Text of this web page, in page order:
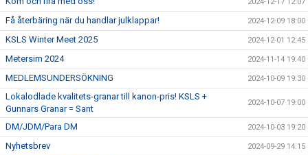
Få återbäring när du handlar julklappar! 2024-12-09 18:00
KSLS Winter Meet 2025 2024-12-01 12:45
Metersim 2024 2024-11-14 19:40
MEDLEMSUNDERSÖKNING 2024-10-09 19:30
Lokalodlade kvalitets-granar till kanon-pris! KSLS +
Gunnars Granar = Sant
2024-10-07 19:00
DM/JDM/Para DM 2024-10-03 19:20
Nyhetsbrev 2024-09-29 14:15